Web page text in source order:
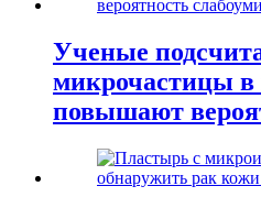
Ученые
микрочастицы в
повышают